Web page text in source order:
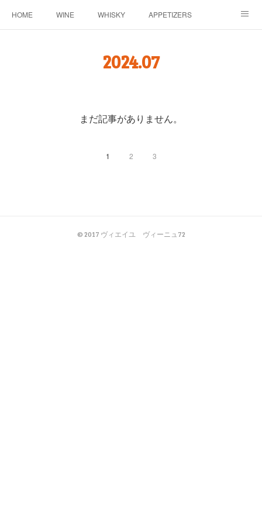
HOME WINE WHISKY APPETIZERS
2024.07
まだ記事がありません。
1 2 3
© 2017 ヴィエイユ ヴィーニュ72